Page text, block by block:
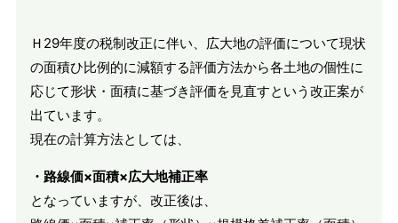
Ｈ29年度の税制改正に伴い、広大地の評価について現状
の面積ひ比例的に減額する評価方法から各土地の個性に
応じて形状・面積に基づき評価を見直すという改正案が
出ています。
現在の計算方法としては、
・路線価×面積×広大地補正率
となっていますが、改正後は、